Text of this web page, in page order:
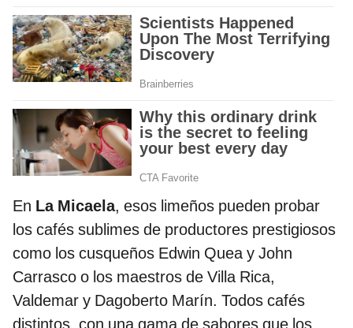
En La Micaela, esos limeños pueden probar
los cafés sublimes de productores prestigiosos
como los cusqueños Edwin Quea y John
Carrasco o los maestros de Villa Rica,
Valdemar y Dagoberto Marín. Todos cafés
distintos, con una gama de sabores que los